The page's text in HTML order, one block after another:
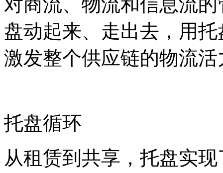
盘动起来、走出去，用
激发整个供应链的物流活
托盘循环
从租赁到共享，托盘实